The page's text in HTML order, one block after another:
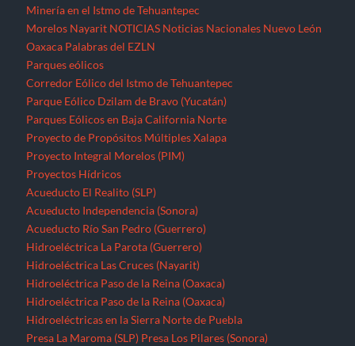
Minería en el Istmo de Tehuantepec
Morelos Nayarit NOTICIAS Noticias Nacionales Nuevo León
Oaxaca Palabras del EZLN
Parques eólicos
Corredor Eólico del Istmo de Tehuantepec
Parque Eólico Dzilam de Bravo (Yucatán)
Parques Eólicos en Baja California Norte
Proyecto de Propósitos Múltiples Xalapa
Proyecto Integral Morelos (PIM)
Proyectos Hídricos
Acueducto El Realito (SLP)
Acueducto Independencia (Sonora)
Acueducto Río San Pedro (Guerrero)
Hidroeléctrica La Parota (Guerrero)
Hidroeléctrica Las Cruces (Nayarit)
Hidroeléctrica Paso de la Reina (Oaxaca)
Hidroeléctrica Paso de la Reina (Oaxaca)
Hidroeléctricas en la Sierra Norte de Puebla
Presa La Maroma (SLP) Presa Los Pilares (Sonora)